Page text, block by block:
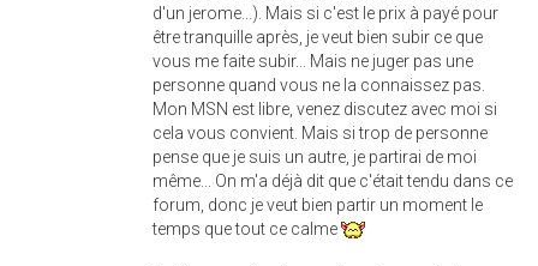
d'un jerome...). Mais si c'est le prix à payé pour
être tranquille après, je veut bien subir ce que
vous me faite subir... Mais ne juger pas une
personne quand vous ne la connaissez pas.
Mon MSN est libre, venez discutez avec moi si
cela vous convient. Mais si trop de personne
pense que je suis un autre, je partirai de moi
même... On m'a déjà dit que c'était tendu dans ce
forum, donc je veut bien partir un moment le
temps que tout ce calme